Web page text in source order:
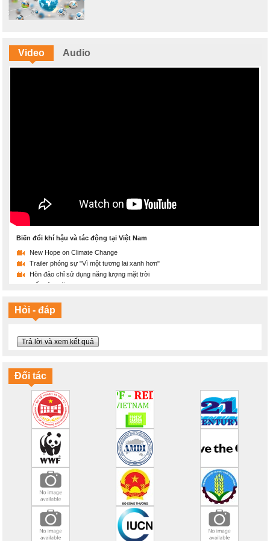
Video Audio
Biến đổi khí hậu và tác động tại Việt Nam
New Hope on Climate Change
Trailer phóng sự "Vì một tương lai xanh hơn"
Hòn đảo chỉ sử dụng năng lượng mặt trời
Ý thức bảo vệ môi trường là gì?
Thông điệp ý nghĩa và sáng tạo về bảo vệ Mẹ Thiên nhiên
Máy tập thể dục bảo vệ môi trường
Biến đổi khí hậu và một tương lai lạc quan
100% năng lượng tái tạo
Mục tiêu cho khí hậu và năng lượng của EU vào năm 2030
Hãy tiết kiệm năng lượng!
Bạn có hiểu đúng về biến đổi khí hậu?
Ngày Đại dương Thế giới 2016: Lời hứa với đại dương
Thế giới đại dương trên tranh vẽ
Hổ: Tôi không phải tấm thảm!
Những chú voi: Tôi không phải đồ rẻ tiền!
Sừng tê giác không phải thuốc chữa bệnh!
Chiến đấu với nạn săn bắn tê giác
NAMA hỗ trợ mục tiêu phát triển bền vững như thế nào?
Hỏi - đáp
Trả lời và xem kết quả
Đối tác